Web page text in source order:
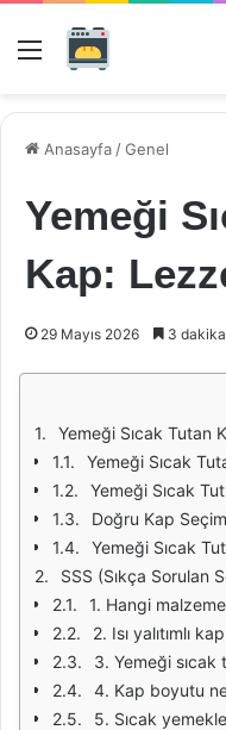
Menü
Anasayfa /Genel
Yemeği
Kap:
29 Mayıs 2026 3
Yemeği Sıcak Tutan
Yemeği Sıcak
Yemeği Sıcak
Doğru Kap
Yemeği Sıcak
SSS (Sıkça Sorulan
1. Hangi
2. Isı yalıtımlı
3. Yemeği sıcak
4. Kap boyutu
5. Sıcak